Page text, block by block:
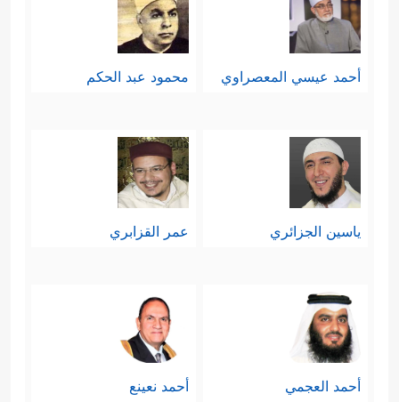
أحمد عيسي المعصراوي محمود عبد الحكم
ياسين الجزائري عمر القزابري
أحمد العجمي أحمد نعينع